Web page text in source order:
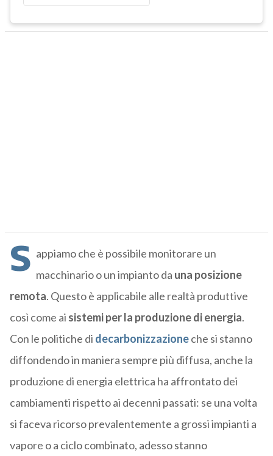
S appiamo che è possibile monitorare un
macchinario o un impianto da una posizione
remota. Questo è applicabile alle realtà produttive
così come ai sistemi per la produzione di energia.
Con le politiche di decarbonizzazioneche si stanno
diffondendo in maniera sempre più diffusa, anche la
produzione di energia elettrica ha affrontato dei
cambiamenti rispetto ai decenni passati: se una volta
si faceva ricorso prevalentemente a grossi impianti a
vapore o a ciclo combinato, adesso stanno